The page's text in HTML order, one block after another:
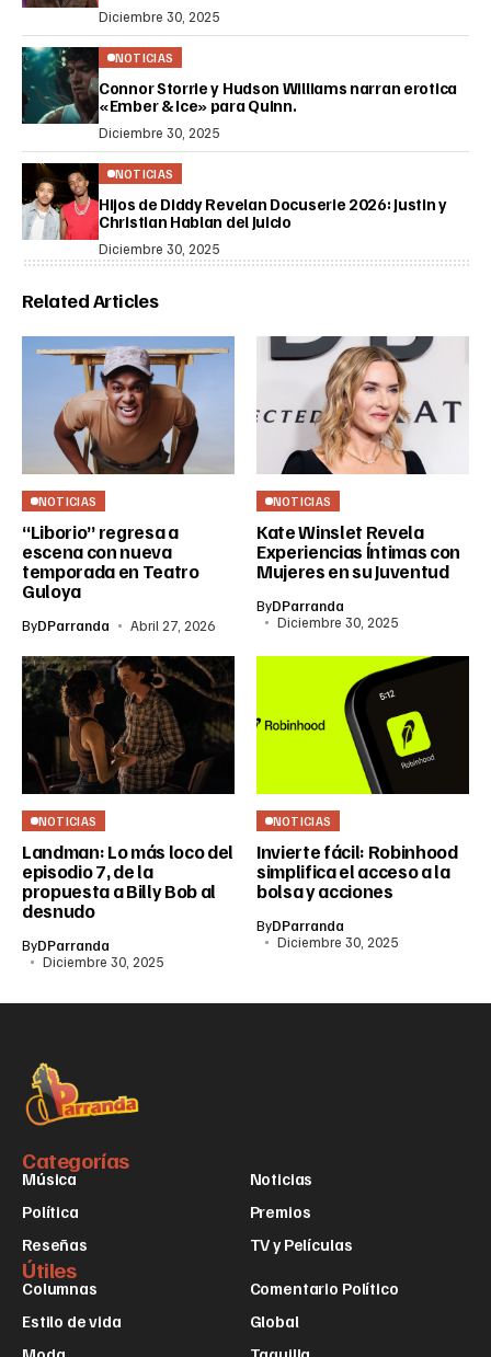
Diciembre 30, 2025
NOTICIAS
Connor Storrie y Hudson Williams narran erotica
«Ember & Ice» para Quinn.
Diciembre 30, 2025
NOTICIAS
Hijos de Diddy Revelan Docuserie 2026: Justin y
Christian Hablan del Juicio
Diciembre 30, 2025
Related Articles
NOTICIAS
“Liborio” regresa a
escena con nueva
temporada en Teatro
Guloya
ByDParranda Abril 27, 2026
NOTICIAS
Kate Winslet Revela
Experiencias Íntimas con
Mujeres en su Juventud
ByDParranda
Diciembre 30, 2025
NOTICIAS
Landman: Lo más loco del
episodio 7, de la
propuesta a Billy Bob al
desnudo
ByDParranda
Diciembre 30, 2025
NOTICIAS
Invierte fácil: Robinhood
simplifica el acceso a la
bolsa y acciones
ByDParranda
Diciembre 30, 2025
Categorías
Música
Noticias
Política
Premios
Reseñas
TV y Películas
Útiles
Columnas
Comentario Político
Estilo de vida
Global